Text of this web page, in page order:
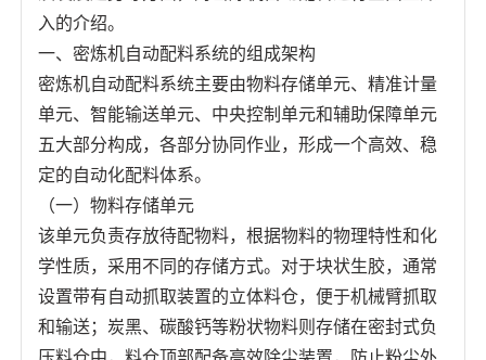
入的介绍。
一、密炼机自动配料系统的组成架构
密炼机自动配料系统主要由物料存储单元、精准计量
单元、智能输送单元、中央控制单元和辅助保障单元
五大部分构成，各部分协同作业，形成一个高效、稳
定的自动化配料体系。
（一）物料存储单元
该单元负责存放待配物料，根据物料的物理特性和化
学性质，采用不同的存储方式。对于块状生胶，通常
设置带有自动抓取装置的立体料仓，便于机械臂抓取
和输送；炭黑、碳酸钙等粉状物料则存储在密封式负